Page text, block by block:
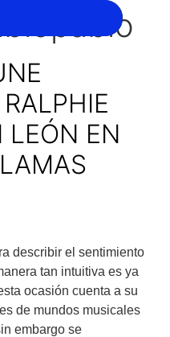
PERO IGUAL
TAMBIÉN TE
AYUDAR
LEÓN EN
describir el sentimiento
tan intuitiva es ya
ocasión cuenta a su
de mundos musicales
embargo se